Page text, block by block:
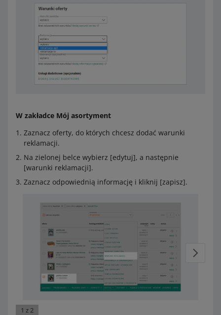
W zakładce Mój asortyment
Zaznacz oferty, do których chcesz dodać warunki
reklamacji.
Na zielonej belce wybierz [edytuj], a następnie
[warunki reklamacji].
Zaznacz odpowiednią informację i kliknij [zapisz].
1 z 2